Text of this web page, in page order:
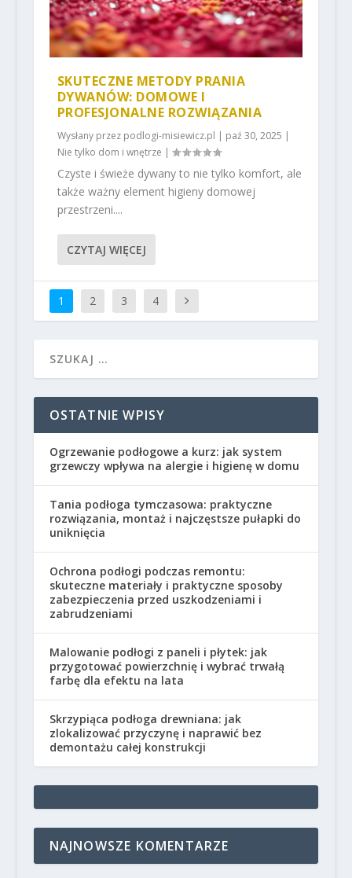
SKUTECZNE METODY PRANIA
DYWANÓW: DOMOWE I
PROFESJONALNE ROZWIĄZANIA
Wysłany przez podlogi-misiewicz.pl | paź 30, 2025 |
Nie tylko dom i wnętrze |
Czyste i świeże dywany to nie tylko komfort, ale
także ważny element higieny domowej
przestrzeni....
CZYTAJ WIĘCEJ
1 2 3 4
OSTATNIE WPISY
Ogrzewanie podłogowe a kurz: jak system
grzewczy wpływa na alergie i higienę w domu
Tania podłoga tymczasowa: praktyczne
rozwiązania, montaż i najczęstsze pułapki do
uniknięcia
Ochrona podłogi podczas remontu:
skuteczne materiały i praktyczne sposoby
zabezpieczenia przed uszkodzeniami i
zabrudzeniami
Malowanie podłogi z paneli i płytek: jak
przygotować powierzchnię i wybrać trwałą
farbę dla efektu na lata
Skrzypiąca podłoga drewniana: jak
zlokalizować przyczynę i naprawić bez
demontażu całej konstrukcji
NAJNOWSZE KOMENTARZE